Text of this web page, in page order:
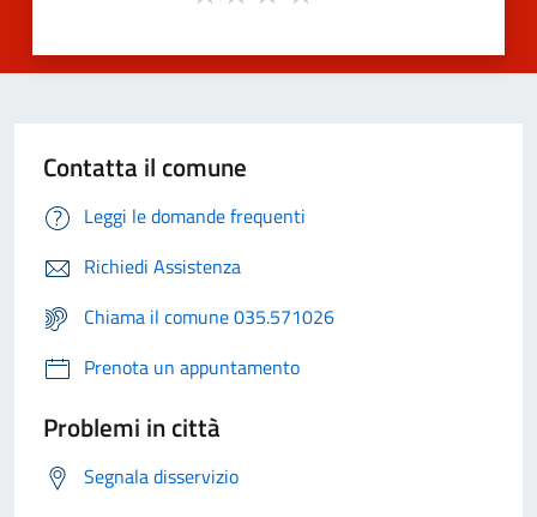
Contatta il comune
Leggi le domande frequenti
Richiedi Assistenza
Chiama il comune 035.571026
Prenota un appuntamento
Problemi in città
Segnala disservizio